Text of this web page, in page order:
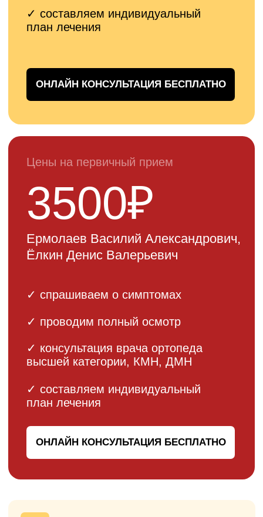
Все наши врачи регулярно
проходят повышение
квалификации и участвуют в
плечевого сустава
плечевых суставов. При составлении
предварительного счета — фиксируем для
время принять решение). При повторном
обращении для эндопротезирования
предусмотрена система скидок (до 10%).
эндопротезирования
плечевого сустава